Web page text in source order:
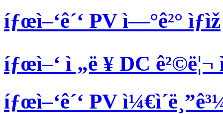
íƒœì–‘ê´‘ PV ì—°ê²° ìƒìž
íƒœì–‘ ì „ë ¥ DC ê²©ë¦¬
íƒœì–‘ê´‘ PV